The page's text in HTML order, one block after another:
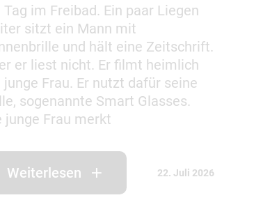
Tag im Freibad. Ein paar Liegen
sitzt ein Mann mit
und hält eine Zeitschrift.
er liest nicht. Er filmt heimlich
junge Frau. Er nutzt dafür seine
sogenannte Smart Glasses.
junge Frau merkt
Weiterlesen 22. Juli 2026